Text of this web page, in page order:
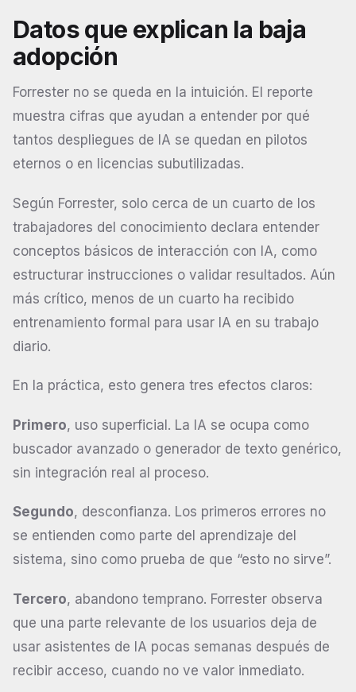
Datos que explican la baja
adopción
Forrester no se queda en la intuición. El reporte
muestra cifras que ayudan a entender por qué
tantos despliegues de IA se quedan en pilotos
eternos o en licencias subutilizadas.
Según Forrester, solo cerca de un cuarto de los
trabajadores del conocimiento declara entender
conceptos básicos de interacción con IA, como
estructurar instrucciones o validar resultados. Aún
más crítico, menos de un cuarto ha recibido
entrenamiento formal para usar IA en su trabajo
diario.
En la práctica, esto genera tres efectos claros:
Primero, uso superficial. La IA se ocupa como
buscador avanzado o generador de texto genérico,
sin integración real al proceso.
Segundo, desconfianza. Los primeros errores no
se entienden como parte del aprendizaje del
sistema, sino como prueba de que “esto no sirve”.
Tercero, abandono temprano. Forrester observa
que una parte relevante de los usuarios deja de
usar asistentes de IA pocas semanas después de
recibir acceso, cuando no ve valor inmediato.